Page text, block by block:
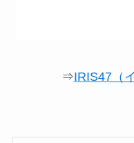
⇒IRIS47（